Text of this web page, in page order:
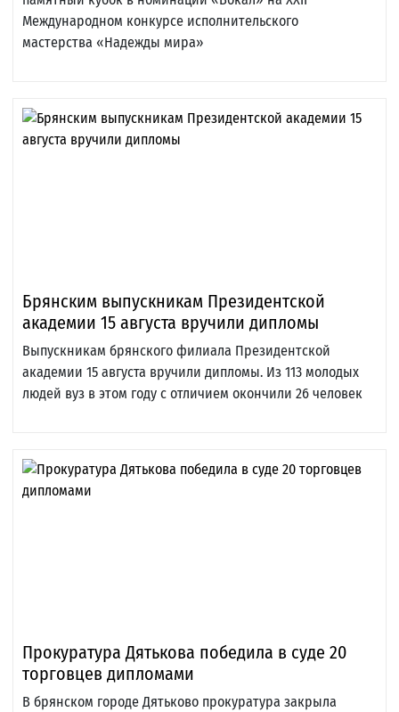
Международном конкурсе исполнительского
мастерства «Надежды мира»
Брянским выпускникам Президентской
академии 15 августа вручили дипломы
Выпускникам брянского филиала Президентской
академии 15 августа вручили дипломы. Из 113 молодых
людей вуз в этом году с отличием окончили 26 человек
Прокуратура Дятькова победила в суде 20
торговцев дипломами
В брянском городе Дятьково прокуратура закрыла